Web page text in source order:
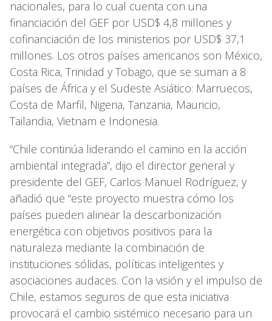
nacionales, para lo cual cuenta con una
financiación del GEF por USD$ 4,8 millones y
cofinanciación de los ministerios por USD$ 37,1
millones. Los otros países americanos son México,
Costa Rica, Trinidad y Tobago, que se suman a 8
países de África y el Sudeste Asiático: Marruecos,
Costa de Marfil, Nigeria, Tanzania, Mauricio,
Tailandia, Vietnam e Indonesia.
“Chile continúa liderando el camino en la acción
ambiental integrada”, dijo el director general y
presidente del GEF, Carlos Manuel Rodríguez, y
añadió que “este proyecto muestra cómo los
países pueden alinear la descarbonización
energética con objetivos positivos para la
naturaleza mediante la combinación de
instituciones sólidas, políticas inteligentes y
asociaciones audaces. Con la visión y el impulso de
Chile, estamos seguros de que esta iniciativa
provocará el cambio sistémico necesario para un